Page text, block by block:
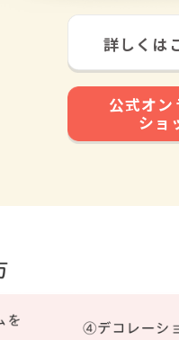
詳しくは
公式オ
ショ